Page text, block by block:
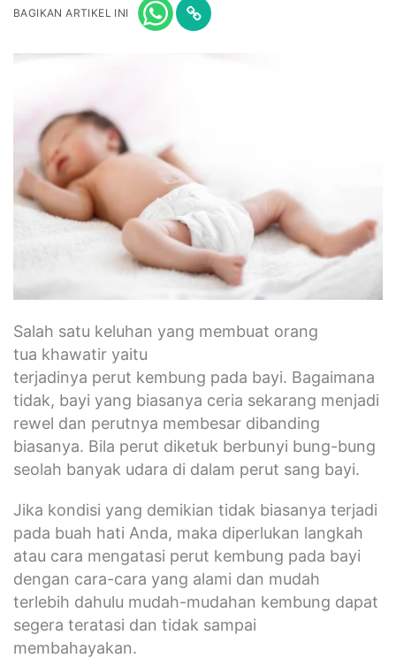
BAGIKAN ARTIKEL INI
Salah satu keluhan yang membuat orang
tua khawatir yaitu
terjadinya perut kembung pada bayi. Bagaimana
tidak, bayi yang biasanya ceria sekarang menjadi
rewel dan perutnya membesar dibanding
biasanya. Bila perut diketuk berbunyi bung-bung
seolah banyak udara di dalam perut sang bayi.
Jika kondisi yang demikian tidak biasanya terjadi
pada buah hati Anda, maka diperlukan langkah
atau cara mengatasi perut kembung pada bayi
dengan cara-cara yang alami dan mudah
terlebih dahulu mudah-mudahan kembung dapat
segera teratasi dan tidak sampai
membahayakan.